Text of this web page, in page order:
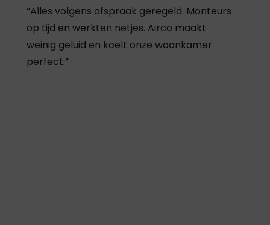
“Alles volgens afspraak geregeld. Monteurs
op tijd en werkten netjes. Airco maakt
weinig geluid en koelt onze woonkamer
perfect.”